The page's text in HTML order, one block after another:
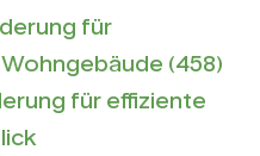
für
(458)
für effiziente